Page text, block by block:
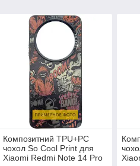
Композитний TPU+PC
чохол So Cool Print для
Xiaomi Redmi Note 14 Pro